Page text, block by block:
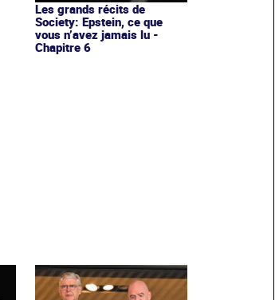
Les grands récits de
Society: Epstein, ce que
vous n’avez jamais lu -
Chapitre 6